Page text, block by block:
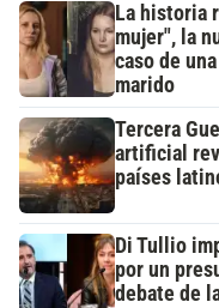
La historia
mujer", la
caso de
marido
Tercera
artificial
países
Di Tullio
por un
debate de